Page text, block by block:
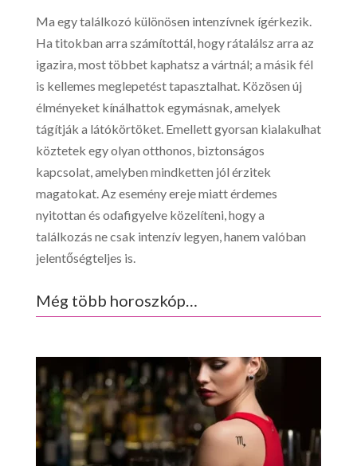
Ma egy találkozó különösen intenzívnek ígérkezik.
Ha titokban arra számítottál, hogy rátalálsz arra az
igazira, most többet kaphatsz a vártnál; a másik fél
is kellemes meglepetést tapasztalhat. Közösen új
élményeket kínálhattok egymásnak, amelyek
tágítják a látókörtöket. Emellett gyorsan kialakulhat
köztetek egy olyan otthonos, biztonságos
kapcsolat, amelyben mindketten jól érzitek
magatokat. Az esemény ereje miatt érdemes
nyitottan és odafigyelve közelíteni, hogy a
találkozás ne csak intenzív legyen, hanem valóban
jelentőségteljes is.
Még több horoszkóp…